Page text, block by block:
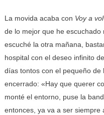
La movida acaba con Voy a
de lo mejor que he
escuché la otra mañana,
hospital con el deseo infinito
días tontos con el pequeño
encerrado: «Hay que querer
monté el entorno, puse la
entonces, ya va a ser siempre